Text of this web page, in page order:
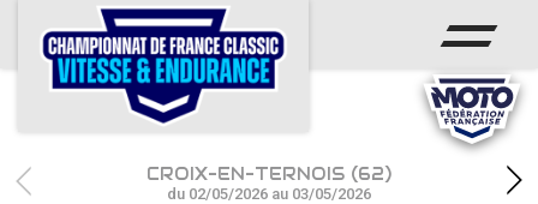
ACCUEIL
CHAMPIONNAT
CALENDRIERCROIX-EN-TERNOIS (62)
du 02/05/2026 au 03/05/2026